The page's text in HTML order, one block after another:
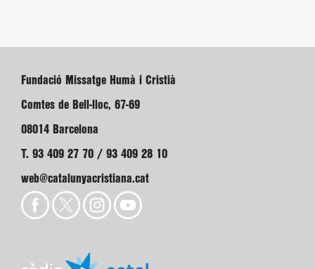
Fundació Missatge Humà i Cristià
Comtes de Bell-lloc, 67-69
08014 Barcelona
T. 93 409 27 70 / 93 409 28 10
web@catalunyacristiana.cat